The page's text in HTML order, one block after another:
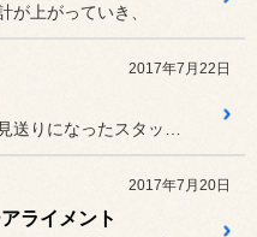
が上がっていき、
2017年7月22日
2017年7月20日
ライメント